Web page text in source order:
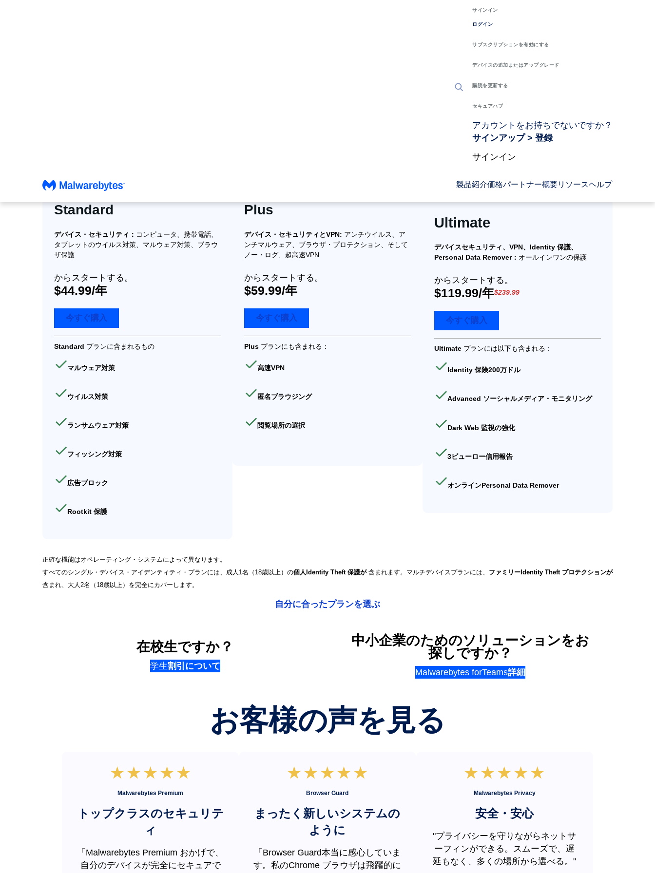
サインイン
ログイン
サブスクリプションを有効にする
デバイスの追加またはアップグレード
購読を更新する
セキュアハブ
アカウントをお持ちでないですか？
サインアップ > 登録
サインイン
製品紹介価格パートナー概要リソースヘルプ
デジタルライフを守る
60日間の返金保証が 含まれています。
Standard
デバイス・セキュリティ： コンピュータ、携帯電話、
タブレットのウイルス対策、マルウェア対策、ブラウ
ザ保護
からスタートする。
$44.99/年
今すぐ購入
Standard プランに含まれるもの
マルウェア対策
ウイルス対策
ランサムウェア対策
フィッシング対策
広告ブロック
Rootkit 保護
Plus
デバイス・セキュリティとVPN: アンチウイルス、ア
ンチマルウェア、ブラウザ・プロテクション、そして
ノー・ログ、超高速VPN
からスタートする。
$59.99/年
今すぐ購入
Plus プランにも含まれる：
高速VPN
匿名ブラウジング
閲覧場所の選択
今なら50％オフ！
Ultimate
デバイスセキュリティ、VPN、Identity 保護、
Personal Data Remover： オールインワンの保護
からスタートする。
$119.99/年$239.99
今すぐ購入
Ultimate プランには以下も含まれる：
Identity 保険200万ドル
Advanced ソーシャルメディア・モニタリング
Dark Web 監視の強化
3ビューロー信用報告
オンラインPersonal Data Remover
正確な機能はオペレーティング・システムによって異なります。
すべてのシングル・デバイス・アイデンティティ・プランには、成人1名（18歳以上）の個人Identity Theft 保護が 含まれます。マルチデバイスプランには、 ファミリーIdentity Theft プロテクションが
含まれ、大人2名（18歳以上）を完全にカバーします。
自分に合ったプランを選ぶ
在校生ですか？
学生割引について
中小企業のためのソリューションをお
探しですか？
Malwarebytes forTeams詳細
お客様の声を見る
Malwarebytes Premium
トップクラスのセキュリテ
ィ
「Malwarebytes Premium おかげで、
自分のデバイスが完全にセキュアで
Browser Guard
まったく新しいシステムの
ように
「Browser Guard本当に感心していま
す。私のChrome ブラウザは飛躍的に
Malwarebytes Privacy
安全・安心
"プライバシーを守りながらネットサ
ーフィンができる。スムーズで、遅
延もなく、多くの場所から選べる。"